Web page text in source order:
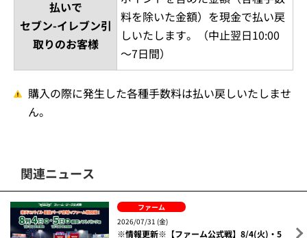
払いで
セブン-イレブン引
取りのお客様
料を除いた金額）を現金で払い戻
しいたします。（中止翌日10:00
～7日間）
購入の際に発生した各種手数料は払い戻しいたしませ
ん。
関連ニュース
ファーム
2026/07/31 (金)
※情報更新※【ファーム公式戦】8/4(火)・5